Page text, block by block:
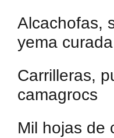
Alcachofas,
yema curada
Carrilleras,
camagrocs
Mil hojas de